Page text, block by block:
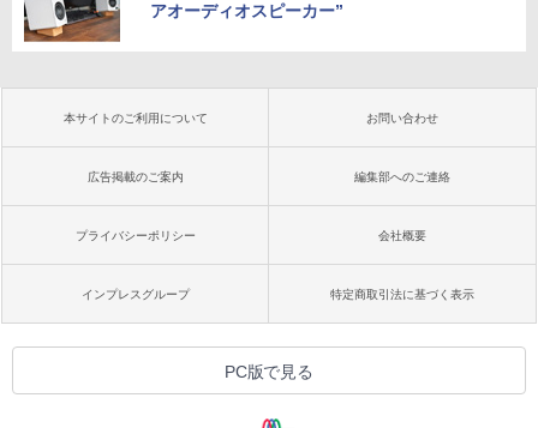
アオーディオスピーカー”
本サイトのご利用について お問い合わせ
広告掲載のご案内 編集部へのご連絡
プライバシーポリシー 会社概要
インプレスグループ 特定商取引法に基づく表示
PC版で見る